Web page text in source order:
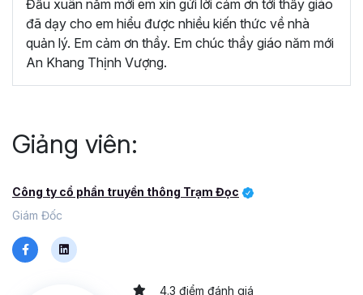
Đầu xuân năm mới em xin gửi lời cảm ơn tới thầy giáo
đã dạy cho em hiểu được nhiều kiến thức về nhà
quản lý. Em cảm ơn thầy. Em chúc thầy giáo năm mới
An Khang Thịnh Vượng.
Giảng viên:
Công ty cổ phần truyền thông Trạm Đọc
Giám Đốc
4.3 điểm đánh giá